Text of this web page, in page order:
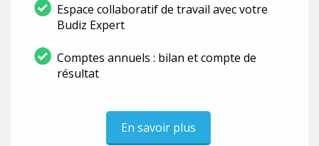
Espace collaboratif de travail avec votre
Budiz Expert
Comptes annuels : bilan et compte de
résultat
En savoir plus